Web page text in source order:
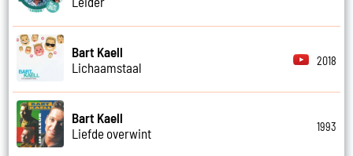
Bart Kaell
Lichaamstaal
2018
Bart Kaell
Liefde overwint
1993